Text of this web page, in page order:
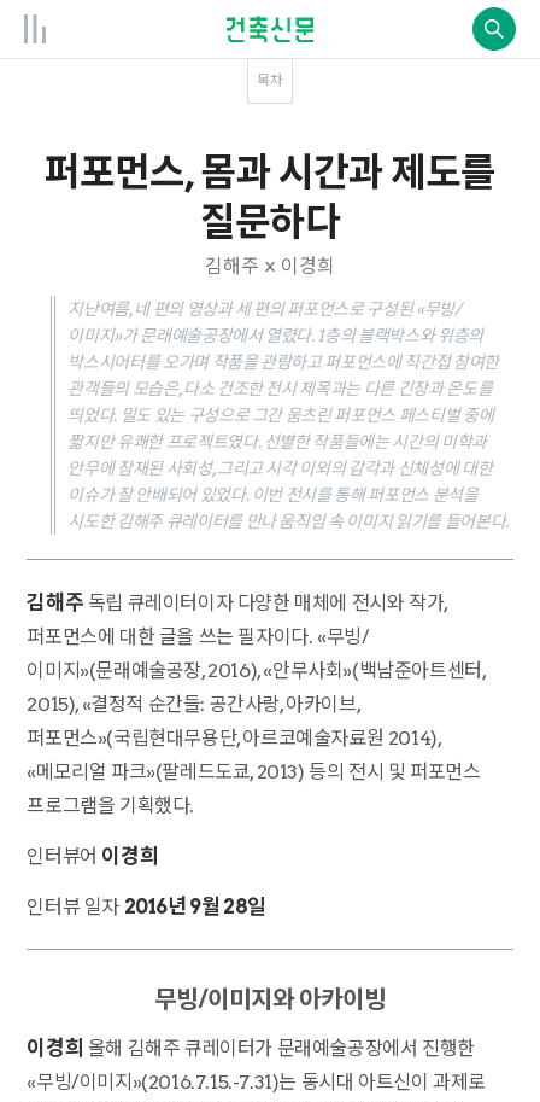
목차
퍼포먼스, 몸과 시간과 제도를
질문하다
김해주 × 이경희
지난여름, 네 편의 영상과 세 편의 퍼포먼스로 구성된 «무빙/
이미지»가 문래예술공장에서 열렸다. 1층의 블랙박스와 위층의
박스시어터를 오가며 작품을 관람하고 퍼포먼스에 직간접 참여한
관객들의 모습은, 다소 건조한 전시 제목과는 다른 긴장과 온도를
띄었다. 밀도 있는 구성으로 그간 움츠린 퍼포먼스 페스티벌 중에
짧지만 유쾌한 프로젝트였다. 선별한 작품들에는 시간의 미학과
안무에 잠재된 사회성, 그리고 시각 이외의 감각과 신체성에 대한
이슈가 잘 안배되어 있었다. 이번 전시를 통해 퍼포먼스 분석을
시도한 김해주 큐레이터를 만나 움직임 속 이미지 읽기를 들어본다.
김해주 독립 큐레이터이자 다양한 매체에 전시와 작가,
퍼포먼스에 대한 글을 쓰는 필자이다. «무빙/
이미지»(문래예술공장, 2016), «안무사회»(백남준아트센터,
2015), «결정적 순간들: 공간사랑, 아카이브,
퍼포먼스»(국립현대무용단, 아르코예술자료원 2014),
«메모리얼 파크»(팔레드도쿄, 2013) 등의 전시 및 퍼포먼스
프로그램을 기획했다.
인터뷰어 이경희
인터뷰 일자 2016년 9월 28일
무빙/이미지와 아카이빙
이경희 올해 김해주 큐레이터가 문래예술공장에서 진행한
«무빙/이미지»(2016.7.15.-7.31)는 동시대 아트신이 과제로